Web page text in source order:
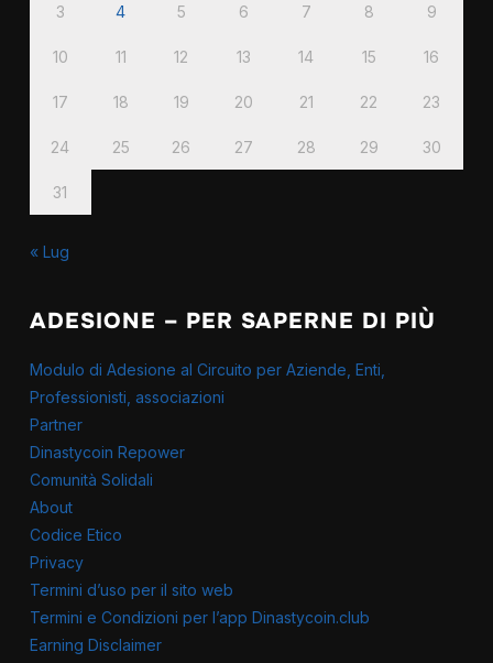
3 4 5 6 7 8 9
10 11 12 13 14 15 16
17 18 19 20 21 22 23
24 25 26 27 28 29 30
31
« Lug
ADESIONE – PER SAPERNE DI PIÙ
Modulo di Adesione al Circuito per Aziende, Enti,
Professionisti, associazioni
Partner
Dinastycoin Repower
Comunità Solidali
About
Codice Etico
Privacy
Termini d’uso per il sito web
Termini e Condizioni per l’app Dinastycoin.club
Earning Disclaimer